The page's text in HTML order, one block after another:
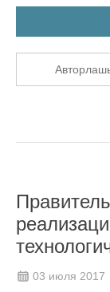
03 июля 2017